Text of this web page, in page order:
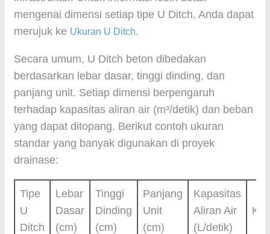
mengenai dimensi setiap tipe U Ditch, Anda dapat
merujuk ke Ukuran U Ditch.
Secara umum, U Ditch beton dibedakan
berdasarkan lebar dasar, tinggi dinding, dan
panjang unit. Setiap dimensi berpengaruh
terhadap kapasitas aliran air (m³/detik) dan beban
yang dapat ditopang. Berikut contoh ukuran
standar yang banyak digunakan di proyek
drainase:
Tipe
U
Ditch
Lebar
Dasar
(cm)
Tinggi
Dinding
(cm)
Panjang
Unit
(cm)
Kapasitas
Aliran Air
(L/detik)